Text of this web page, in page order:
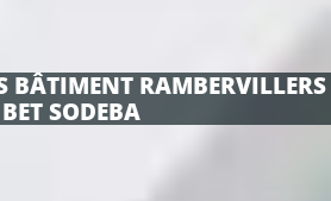
BÂTIMENT RAMBERVILLERS
SODEBA